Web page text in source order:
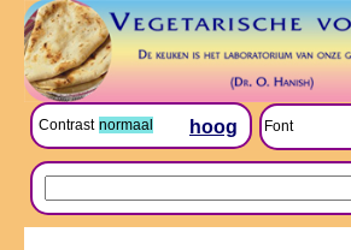
Contrast normaal hoog Font